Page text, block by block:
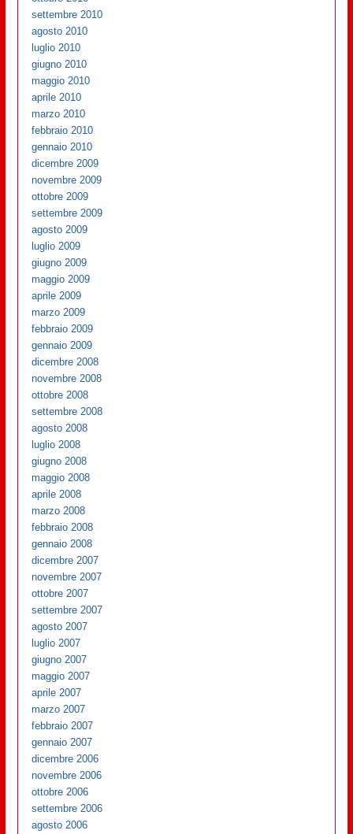
settembre 2010
agosto 2010
luglio 2010
giugno 2010
maggio 2010
aprile 2010
marzo 2010
febbraio 2010
gennaio 2010
dicembre 2009
novembre 2009
ottobre 2009
settembre 2009
agosto 2009
luglio 2009
giugno 2009
maggio 2009
aprile 2009
marzo 2009
febbraio 2009
gennaio 2009
dicembre 2008
novembre 2008
ottobre 2008
settembre 2008
agosto 2008
luglio 2008
giugno 2008
maggio 2008
aprile 2008
marzo 2008
febbraio 2008
gennaio 2008
dicembre 2007
novembre 2007
ottobre 2007
settembre 2007
agosto 2007
luglio 2007
giugno 2007
maggio 2007
aprile 2007
marzo 2007
febbraio 2007
gennaio 2007
dicembre 2006
novembre 2006
ottobre 2006
settembre 2006
agosto 2006